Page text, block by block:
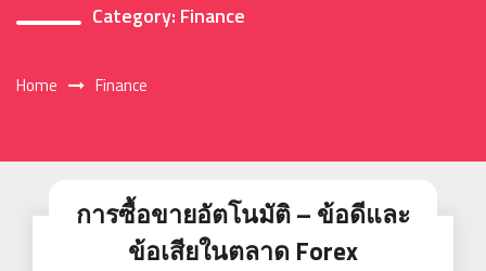
Category: Finance
Home Finance
การซื้อขายอัตโนมัติ – ข้อดีและ
ข้อเสียในตลาด Forex